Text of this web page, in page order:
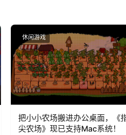
休闲游戏
把小小农场搬进办公桌面，《
尖农场》现已支持Mac系统！